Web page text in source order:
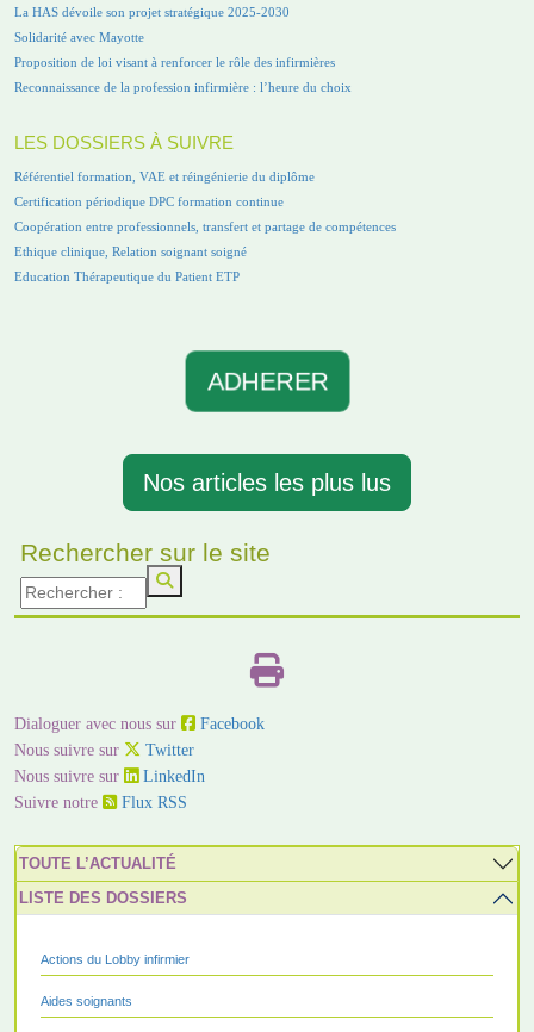
La HAS dévoile son projet stratégique 2025-2030
Solidarité avec Mayotte
Proposition de loi visant à renforcer le rôle des infirmières
Reconnaissance de la profession infirmière : l’heure du choix
LES DOSSIERS À SUIVRE
Référentiel formation, VAE et réingénierie du diplôme
Certification périodique DPC formation continue
Coopération entre professionnels, transfert et partage de compétences
Ethique clinique, Relation soignant soigné
Education Thérapeutique du Patient ETP
ADHERER
Nos articles les plus lus
Rechercher sur le site
Dialoguer avec nous sur
Facebook
Nous suivre sur
Twitter
Nous suivre sur
LinkedIn
Suivre notre
Flux RSS
TOUTE L’ACTUALITÉ
LISTE DES DOSSIERS
Actions du Lobby infirmier
Aides soignants